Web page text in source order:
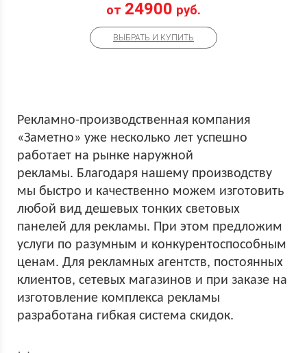
от 24900 руб.
ВЫБРАТЬ И КУПИТЬ
Рекламно-производственная компания
«Заметно» уже несколько лет успешно
работает на рынке наружной
рекламы. Благодаря нашему производству
мы быстро и качественно можем изготовить
любой вид дешевых тонких световых
панелей для рекламы. При этом предложим
услуги по разумным и конкурентоспособным
ценам. Для рекламных агентств, постоянных
клиентов, сетевых магазинов и при заказе на
изготовление комплекса рекламы
разработана гибкая система скидок.